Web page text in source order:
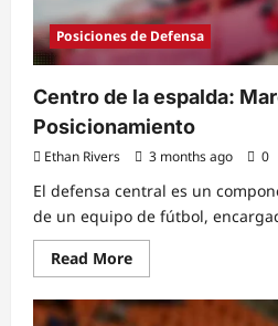
Posiciones de Defensa
Centro de la espalda:
Posicionamiento
Ethan Rivers 3 months ago 0
El defensa central es un
de un equipo de fútbol,
Read MoreRead
more
Centro
de